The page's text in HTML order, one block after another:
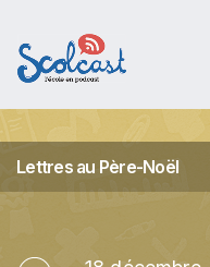
Lettres au Père-Noël